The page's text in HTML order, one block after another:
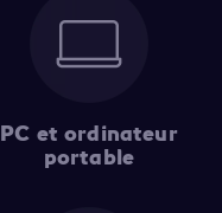
PC et ordinateur
portable